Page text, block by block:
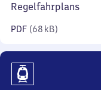
Regelfahrplans
PDF (68 kB)